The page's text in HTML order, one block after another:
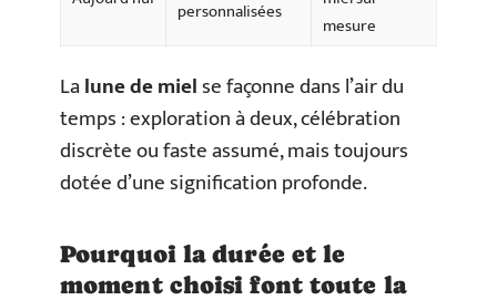
personnalisées
mesure
Lalune de mielse façonne dans l’air du
temps : exploration à deux, célébration
discrète ou faste assumé, mais toujours
dotée d’une signification profonde.
Pourquoi la durée et le
moment choisi font toute la